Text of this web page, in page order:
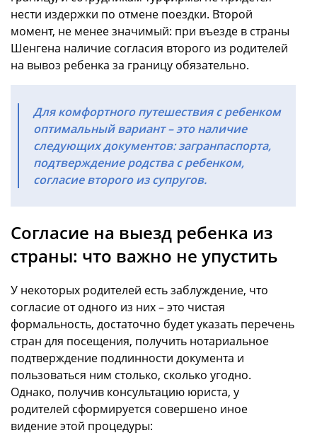
нести издержки по отмене поездки. Второй
момент, не менее значимый: при въезде в страны
Шенгена наличие согласия второго из родителей
на вывоз ребенка за границу обязательно.
Для комфортного путешествия с ребенком
оптимальный вариант – это наличие
следующих документов: загранпаспорта,
подтверждение родства с ребенком,
согласие второго из супругов.
Согласие на выезд ребенка из
страны: что важно не упустить
У некоторых родителей есть заблуждение, что
согласие от одного из них – это чистая
формальность, достаточно будет указать перечень
стран для посещения, получить нотариальное
подтверждение подлинности документа и
пользоваться ним столько, сколько угодно.
Однако, получив консультацию юриста, у
родителей сформируется совершено иное
видение этой процедуры: